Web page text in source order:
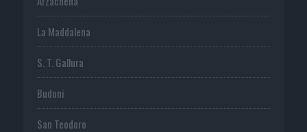
La Maddalena
S. T. Gallura
Budoni
San Teodoro